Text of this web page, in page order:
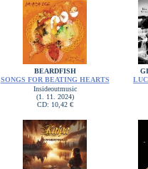
BEARDFISH
SONGS FOR BEATING HEARTS
Insideoutmusic
(1. 11. 2024)
CD: 10,42 €